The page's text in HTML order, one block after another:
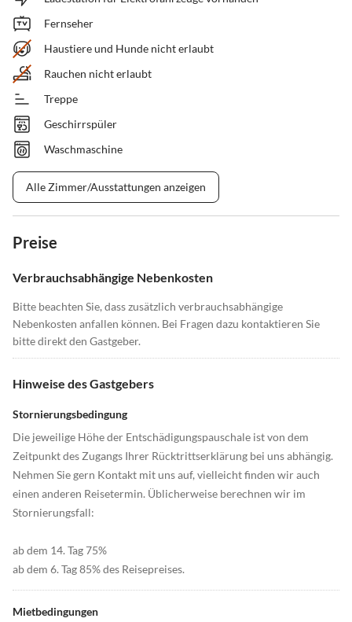
Fernseher
Haustiere und Hunde nicht erlaubt
Rauchen nicht erlaubt
Treppe
Geschirrspüler
Waschmaschine
Alle Zimmer/Ausstattungen anzeigen
Preise
Verbrauchsabhängige Nebenkosten
Bitte beachten Sie, dass zusätzlich verbrauchsabhängige
Nebenkosten anfallen können. Bei Fragen dazu kontaktieren Sie
bitte direkt den Gastgeber.
Hinweise des Gastgebers
Stornierungsbedingung
Die jeweilige Höhe der Entschädigungspauschale ist von dem
Zeitpunkt des Zugangs Ihrer Rücktrittserklärung bei uns abhängig.
Nehmen Sie gern Kontakt mit uns auf, vielleicht finden wir auch
einen anderen Reisetermin. Üblicherweise berechnen wir im
Stornierungsfall:
ab dem 14. Tag 75%
ab dem 6. Tag 85% des Reisepreises.
Mietbedingungen